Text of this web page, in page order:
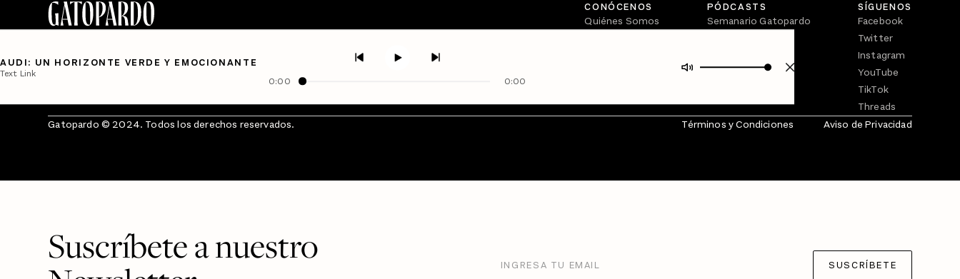
AUDI: UN HORIZONTE VERDE Y EMOCIONANTE
Text Link
0:00 0:00
CONÓCENOS
Quiénes Somos
PÓDCASTS
Semanario Gatopardo
SÍGUENOS
Facebook
Twitter
Instagram
YouTube
TikTok
Threads
Gatopardo © 2024. Todos los derechos reservados.
Términos y Condiciones Aviso de Privacidad
Suscríbete a nuestro